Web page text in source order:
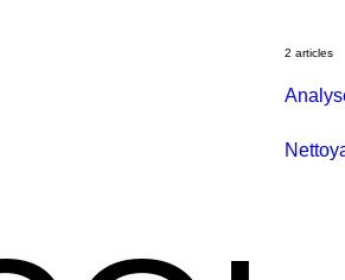
2 articles